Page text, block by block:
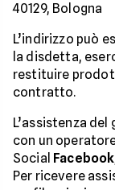
40129, Bologna
L’indirizzo può
la disdetta,
restituire
contratto.
L’assistenza
con un
Social
Per ricevere